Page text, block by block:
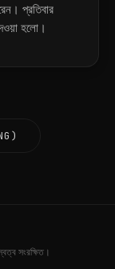
প্রতিবার
হলো।
সংরক্ষিত।